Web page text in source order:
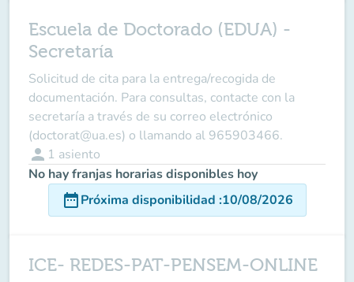
Escuela de Doctorado (EDUA) -
Secretaría
Solicitud de cita para la entrega/recogida de
documentación. Para consultas, contacte con la
secretaría a través de su correo electrónico
(doctorat@ua.es) o llamando al 965903466.
person 1 asiento
No hay franjas horarias disponibles hoy
date_rangePróxima disponibilidad :10/08/2026
ICE- REDES-PAT-PENSEM-ONLINE